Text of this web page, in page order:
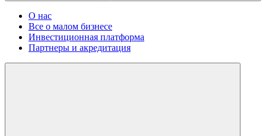
О нас
Все о малом бизнесе
Инвестиционная платформа
Партнеры и акредитация